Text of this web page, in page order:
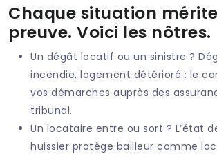
Chaque situation
preuve. Voici les nôtres.
Un dégât locatif ou un sinistre ?
incendie, logement détérioré : le
vos démarches auprès des
tribunal.
Un locataire entre ou sort ? L’état
huissier protège bailleur comme